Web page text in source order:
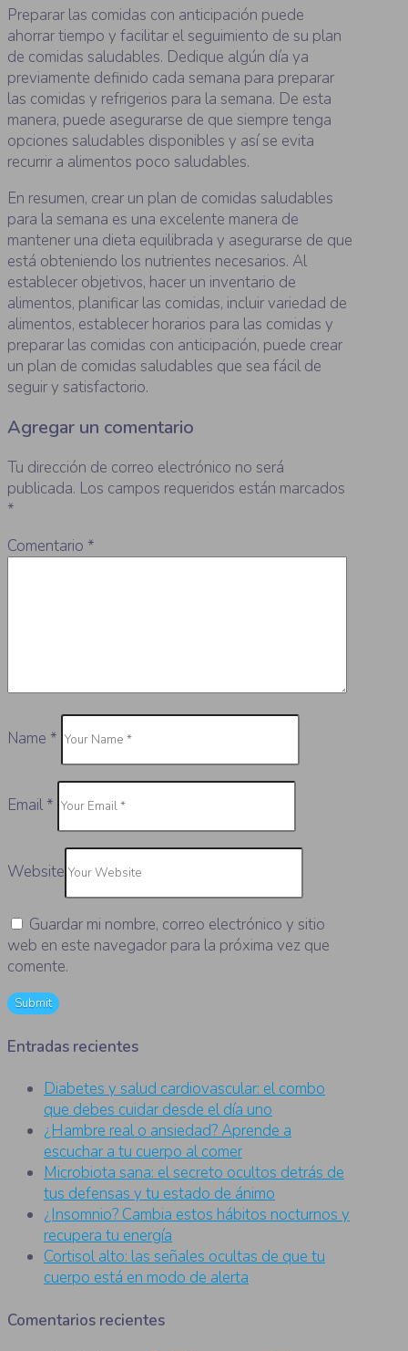
Preparar las comidas con anticipación puede
ahorrar tiempo y facilitar el seguimiento de su plan
de comidas saludables. Dedique algún día ya
previamente definido cada semana para preparar
las comidas y refrigerios para la semana. De esta
manera, puede asegurarse de que siempre tenga
opciones saludables disponibles y así se evita
recurrir a alimentos poco saludables.
En resumen, crear un plan de comidas saludables
para la semana es una excelente manera de
mantener una dieta equilibrada y asegurarse de que
está obteniendo los nutrientes necesarios. Al
establecer objetivos, hacer un inventario de
alimentos, planificar las comidas, incluir variedad de
alimentos, establecer horarios para las comidas y
preparar las comidas con anticipación, puede crear
un plan de comidas saludables que sea fácil de
seguir y satisfactorio.
Agregar un comentario
Tu dirección de correo electrónico no será
publicada. Los campos requeridos están marcados
*
Comentario *
Name *
Email*
Website
Guardar mi nombre, correo electrónico y sitio
web en este navegador para la próxima vez que
comente.
Entradas recientes
Diabetes y salud cardiovascular: el combo
que debes cuidar desde el día uno
¿Hambre real o ansiedad? Aprende a
escuchar a tu cuerpo al comer
Microbiota sana: el secreto ocultos detrás de
tus defensas y tu estado de ánimo
¿Insomnio? Cambia estos hábitos nocturnos y
recupera tu energía
Cortisol alto: las señales ocultas de que tu
cuerpo está en modo de alerta
Comentarios recientes